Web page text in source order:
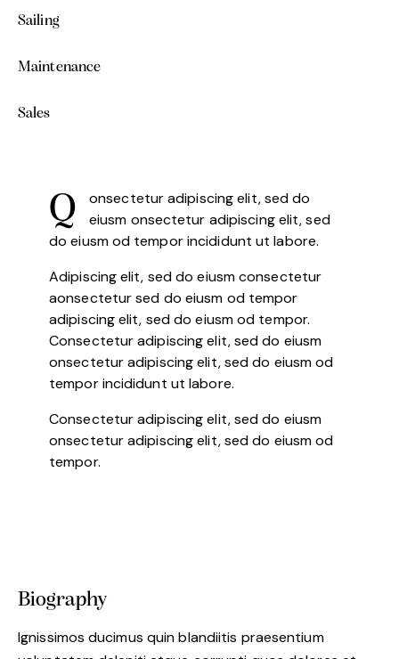
Sailing
Maintenance
Sales
Q
onsectetur adipiscing elit, sed do
eiusm onsectetur adipiscing elit, sed
do eiusm od tempor incididunt ut labore.
Adipiscing elit, sed do eiusm consectetur
aonsectetur sed do eiusm od tempor
adipiscing elit, sed do eiusm od tempor.
Consectetur adipiscing elit, sed do eiusm
onsectetur adipiscing elit, sed do eiusm od
tempor incididunt ut labore.
Consectetur adipiscing elit, sed do eiusm
onsectetur adipiscing elit, sed do eiusm od
tempor.
Biography
Ignissimos ducimus quin blandiitis praesentium